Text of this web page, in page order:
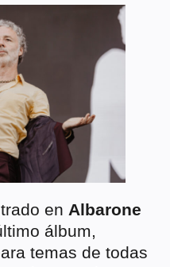
en Albarone
álbum,
temas de todas